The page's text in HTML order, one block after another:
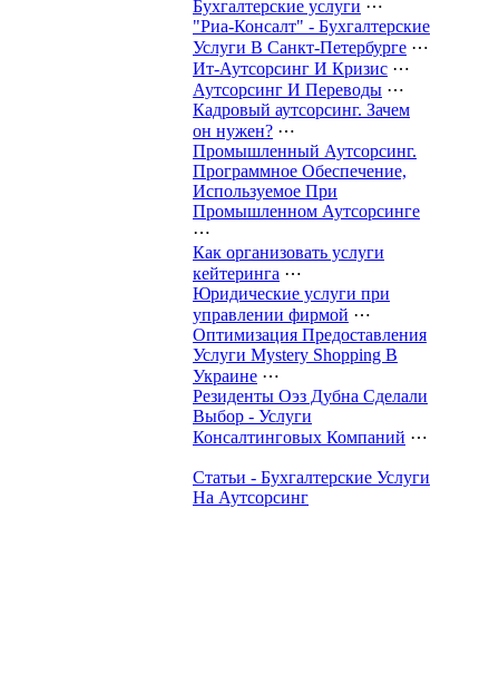
Бухгалтерские услуги ⋯
"Риа-Консалт" - Бухгалтерские
Услуги В Санкт-Петербурге ⋯
Ит-Аутсорсинг И Кризис ⋯
Аутсорсинг И Переводы ⋯
Кадровый аутсорсинг. Зачем
он нужен? ⋯
Промышленный Аутсорсинг.
Программное Обеспечение,
Используемое При
Промышленном Аутсорсинге
⋯
Как организовать услуги
кейтеринга ⋯
Юридические услуги при
управлении фирмой ⋯
Оптимизация Предоставления
Услуги Mystery Shopping В
Украине ⋯
Резиденты Оэз Дубна Сделали
Выбор - Услуги
Консалтинговых Компаний ⋯
Статьи - Бухгалтерские Услуги
На Аутсорсинг